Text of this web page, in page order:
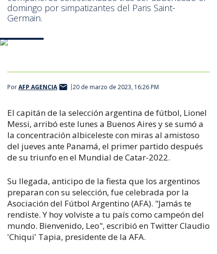
domingo por simpatizantes del Paris Saint-
Germain.
PorAFP AGENCIA 20 de marzo de 2023, 16:26 PM
El capitán de la selección argentina de fútbol, Lionel
Messi, arribó este lunes a Buenos Aires y se sumó a
la concentración albiceleste con miras al amistoso
del jueves ante Panamá, el primer partido después
de su triunfo en el Mundial de Catar-2022.
Su llegada, anticipo de la fiesta que los argentinos
preparan con su selección, fue celebrada por la
Asociación del Fútbol Argentino (AFA). "Jamás te
rendiste. Y hoy volviste a tu país como campeón del
mundo. Bienvenido, Leo", escribió en Twitter Claudio
'Chiqui' Tapia, presidente de la AFA.